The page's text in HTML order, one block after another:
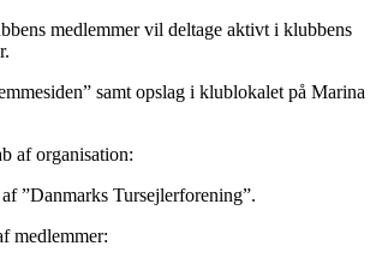
medlemmer vil deltage aktivt i klubbens
samt opslag i klublokalet på Marina
af organisation:
”Danmarks Tursejlerforening”.
medlemmer: